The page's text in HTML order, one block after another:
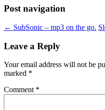
Post navigation
← SubSonic – mp3 on the go.
Leave a Reply
Your email address will not be
marked *
Comment *